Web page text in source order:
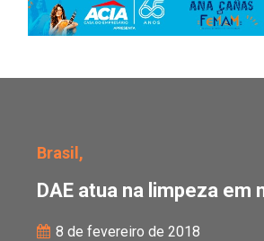
Brasil,
DAE atua na limpeza em
8 de fevereiro de 2018